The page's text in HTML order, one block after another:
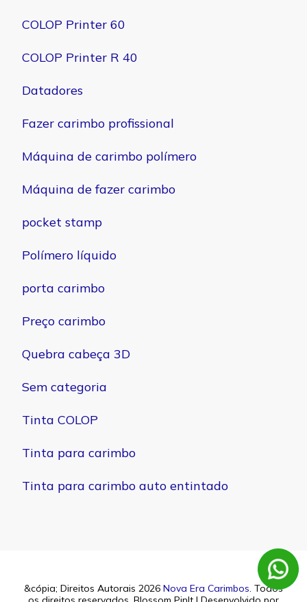
COLOP Printer 60
COLOP Printer R 40
Datadores
Fazer carimbo profissional
Máquina de carimbo polímero
Máquina de fazer carimbo
pocket stamp
Polímero líquido
porta carimbo
Preço carimbo
Quebra cabeça 3D
Sem categoria
Tinta COLOP
Tinta para carimbo
Tinta para carimbo auto entintado
&cópia; Direitos Autorais 2026 Nova Era Carimbos. Todos